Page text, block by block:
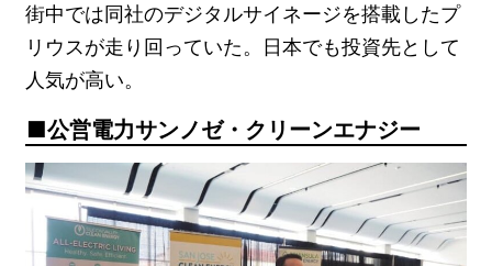
街中では同社のデジタルサイネージを搭載したプ
リウスが走り回っていた。日本でも投資先として
人気が高い。
公営電力サンノゼ・クリーンエナジー